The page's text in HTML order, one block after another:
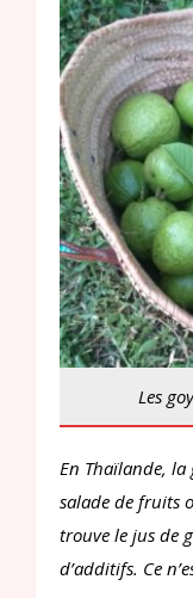
Les
En Thaïlande, la
salade de fruits
trouve le jus de
d’additifs. Ce